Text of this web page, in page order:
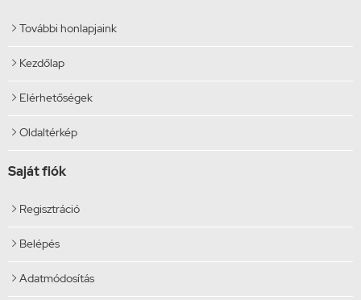
 További honlapjaink
 Kezdőlap
 Elérhetőségek
 Oldaltérkép
Saját fiók
 Regisztráció
 Belépés
 Adatmódosítás